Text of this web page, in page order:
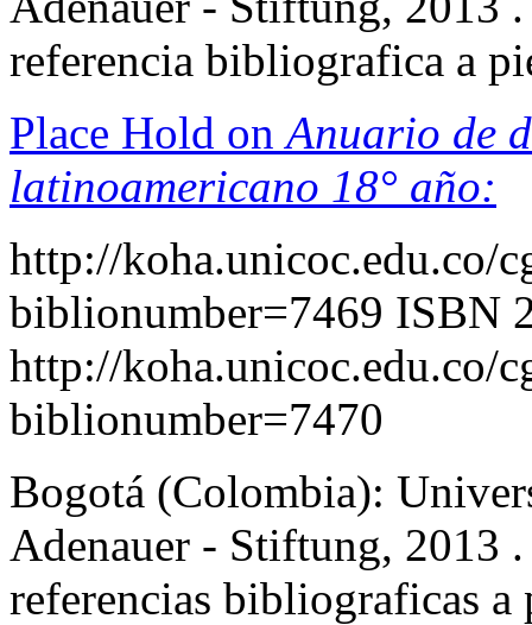
referencia bibliografica a
Place Hold onAnuario de
latinoamericano 18° año:
http://koha.unicoc.edu.co/
biblionumber=7469 ISBN
http://koha.unicoc.edu.co/
biblionumber=7470
Bogotá (Colombia):
Adenauer - Stiftung, 2013
referencias bibliograficas